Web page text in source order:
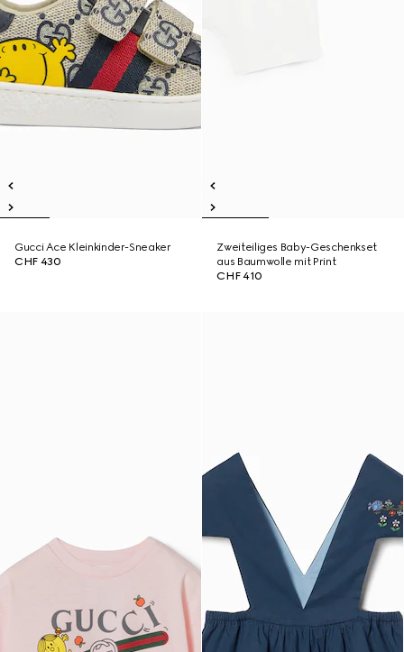
Gucci Ace Kleinkinder-Sneaker
CHF 430
Zweiteiliges Baby-Geschenkset
aus Baumwolle mit Print
CHF 410